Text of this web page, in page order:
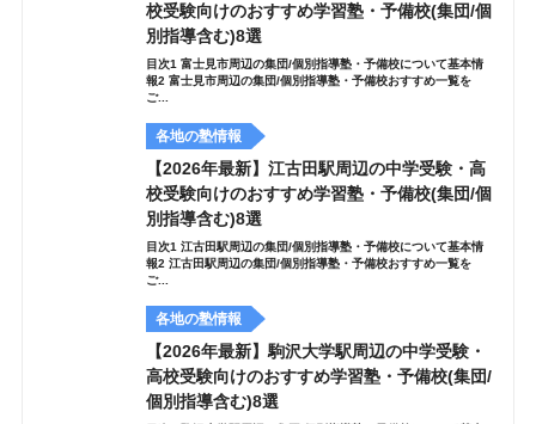
校受験向けのおすすめ学習塾・予備校(集団/個
別指導含む)8選
目次1 富士見市周辺の集団/個別指導塾・予備校について基本情
報2 富士見市周辺の集団/個別指導塾・予備校おすすめ一覧を
ご...
各地の塾情報
【2026年最新】江古田駅周辺の中学受験・高
校受験向けのおすすめ学習塾・予備校(集団/個
別指導含む)8選
目次1 江古田駅周辺の集団/個別指導塾・予備校について基本情
報2 江古田駅周辺の集団/個別指導塾・予備校おすすめ一覧を
ご...
各地の塾情報
【2026年最新】駒沢大学駅周辺の中学受験・
高校受験向けのおすすめ学習塾・予備校(集団/
個別指導含む)8選